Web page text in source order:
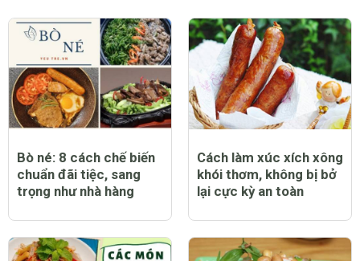
Bò né: 8 cách chế biến
chuẩn đãi tiệc, sang
trọng như nhà hàng
Cách làm xúc xích xông
khói thơm, không bị bở
lại cực kỳ an toàn